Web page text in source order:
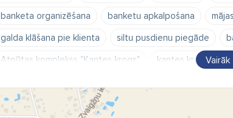
banketa organizēšana
banketu apkalpošana
galda klāšana pie klienta
siltu pusdienu piegāde
Atpūtas komplekss "Kantes krogs"
kantes krogsVairāk